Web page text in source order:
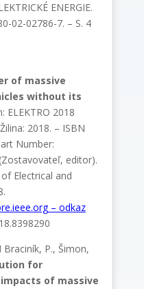
ENERGIE.
02-02786-7. – S. 4
of massive
without its
ELEKTRO 2018
2018. – ISBN
Number:
editor).
Electrical and
– odkaz
P., Šimon,
for
of massive